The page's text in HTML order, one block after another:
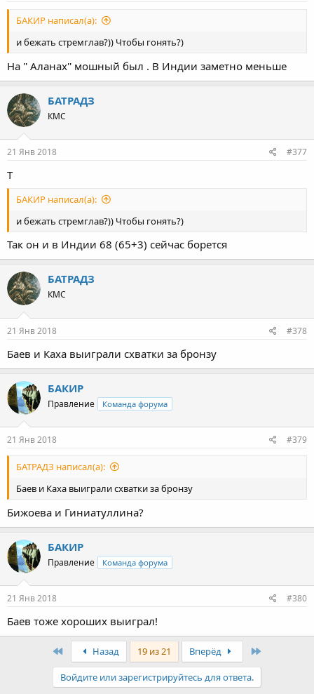
БАКИР написал(а):
и бежать стремглав?)) Чтобы гонять?)
На '' Аланах'' мошный был . В Индии заметно меньше
БАТРАДЗ
КМС
21 Янв 2018 #377
Т
БАКИР написал(а):
и бежать стремглав?)) Чтобы гонять?)
Так он и в Индии 68 (65+3) сейчас борется
БАТРАДЗ
КМС
21 Янв 2018 #378
Баев и Каха выиграли схватки за бронзу
БАКИР
Правление Команда форума
21 Янв 2018 #379
БАТРАДЗ написал(а):
Баев и Каха выиграли схватки за бронзу
Бижоева и Гиниатуллина?
БАКИР
Правление Команда форума
21 Янв 2018 #380
Баев тоже хороших выиграл!
Назад 19 из 21 Вперёд
Войдите или зарегистрируйтесь для ответа.